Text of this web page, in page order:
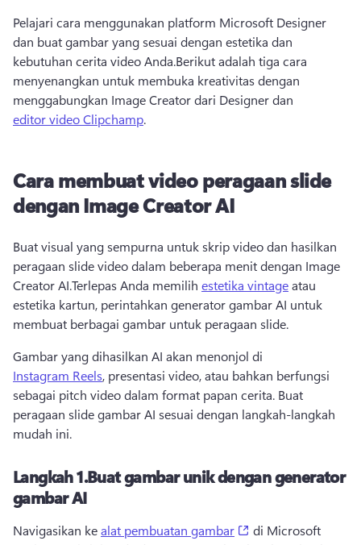
Pelajari cara menggunakan platform Microsoft Designer
dan buat gambar yang sesuai dengan estetika dan
kebutuhan cerita video Anda.Berikut adalah tiga cara
menyenangkan untuk membuka kreativitas dengan
menggabungkan Image Creator dari Designer dan
editor video Clipchamp.
Cara membuat video peragaan slide
dengan Image Creator AI
Buat visual yang sempurna untuk skrip video dan hasilkan
peragaan slide video dalam beberapa menit dengan Image
Creator AI.Terlepas Anda memilih estetika vintage atau
estetika kartun, perintahkan generator gambar AI untuk
membuat berbagai gambar untuk peragaan slide.
Gambar yang dihasilkan AI akan menonjol di
Instagram Reels, presentasi video, atau bahkan berfungsi
sebagai pitch video dalam format papan cerita. Buat
peragaan slide gambar AI sesuai dengan langkah-langkah
mudah ini.
Langkah 1.Buat gambar unik dengan generator
gambar AI
Navigasikan ke alat pembuatan gambar (opens in a new
di Microsoft